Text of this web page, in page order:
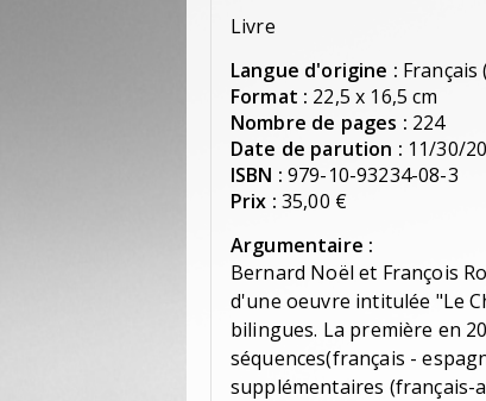
Livre
Langue d'origine :
Format : 22,5 x 16,5 cm
Nombre de pages : 224
Date de parution : 11/30/
ISBN : 979-10-93234-08-3
Prix : 35,00 €
Argumentaire :
Bernard Noël et François
d'une oeuvre intitulée "Le
bilingues. La première en
séquences(français -
supplémentaires (français-